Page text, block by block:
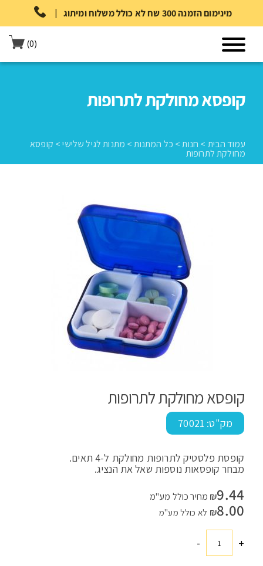
| מינימום הזמנה 300 שח לא כולל משלוח ומיתוג
(0)
קופסא מחולקת לתרופות
עמוד הבית > חנות> כל המתנות> מתנות לגיל שלישי> קופסא
מחולקת לתרופות
קופסא מחולקת לתרופות
מק"ט: 70021
קופסת פלסטיק לתרופות מחולקת ל-4 תאים.
מבחר קופסאות נוספות שאל את הנציג.
₪9.44
מחיר כולל מע"מ
₪8.00 לא כולל מע"מ
+כמות
-